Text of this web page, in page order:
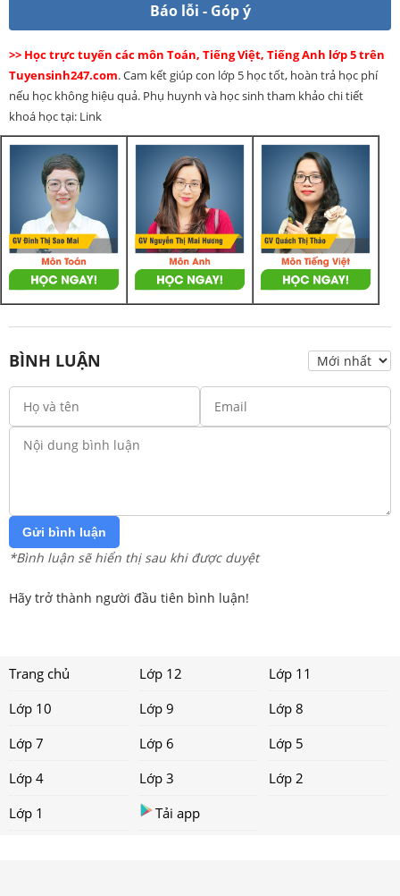
Báo lỗi - Góp ý
>> Học trực tuyến các môn Toán, Tiếng Việt, Tiếng Anh lớp 5 trên
Tuyensinh247.com. Cam kết giúp con lớp 5 học tốt, hoàn trả học phí
nếu học không hiệu quả. Phụ huynh và học sinh tham khảo chi tiết
khoá học tại: Link
BÌNH LUẬN
Gửi bình luận
*Bình luận sẽ hiển thị sau khi được duyệt
Hãy trở thành người đầu tiên bình luận!
Trang chủ Lớp 12
Lớp 11
Lớp 10
Lớp 9
Lớp 8
Lớp 7
Lớp 6
Lớp 5
Lớp 4
Lớp 3
Lớp 2
Lớp 1
Tải app